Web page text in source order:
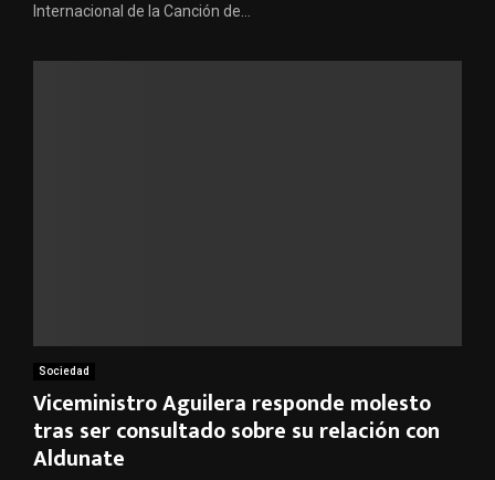
Internacional de la Canción de...
Sociedad
Viceministro Aguilera responde molesto
tras ser consultado sobre su relación con
Aldunate